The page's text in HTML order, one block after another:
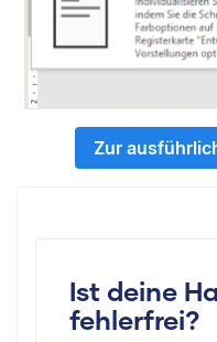
Zur
Ist deine
fehlerfrei?